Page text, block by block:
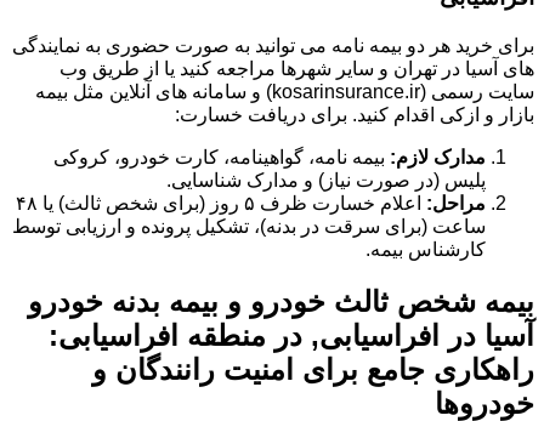
برای خرید هر دو بیمه نامه می توانید به صورت حضوری به نمایندگی
های آسیا در تهران و سایر شهرها مراجعه کنید یا از طریق وب
سایت رسمی (kosarinsurance.ir) و سامانه های آنلاین مثل بیمه
بازار و ازکی اقدام کنید. برای دریافت خسارت:
مدارک لازم: بیمه نامه، گواهینامه، کارت خودرو، کروکی
پلیس (در صورت نیاز) و مدارک شناسایی.
مراحل:
اعلام خسارت ظرف ۵ روز (برای شخص ثالث) یا ۴۸
ساعت (برای سرقت در بدنه)، تشکیل پرونده و ارزیابی توسط
کارشناس بیمه.
بیمه شخص ثالث خودرو و بیمه بدنه خودرو
آسیا در افراسیابی, در منطقه افراسیابی:
راهکاری جامع برای امنیت رانندگان و
خودروها